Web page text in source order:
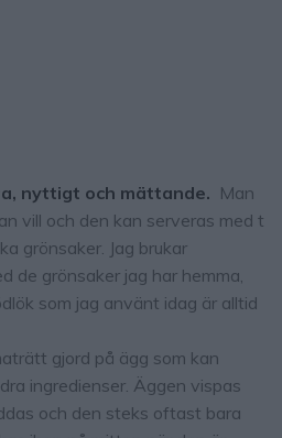
nyttigt och mättande. Man
vill och den kan serveras med t
grönsaker. Jag brukar
de grönsaker jag har hemma,
som jag använt idag är alltid
gjord på ägg som kan
ingredienser. Äggen vispas
och den steks oftast bara